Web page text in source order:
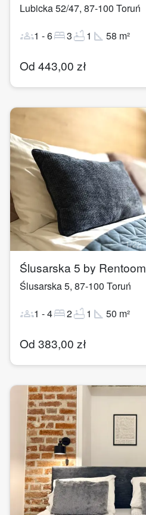
Lubicka 52/47, 87-100 Toruń
groups1 -6bed3bathtub1 square_foot 58 m²
Od 443,00 zł
1/22
Ślusarska 5 by Rentoom
Ślusarska 5, 87-100 Toruń
groups1 -4bed2bathtub1 square_foot 50 m²
Od 383,00 zł